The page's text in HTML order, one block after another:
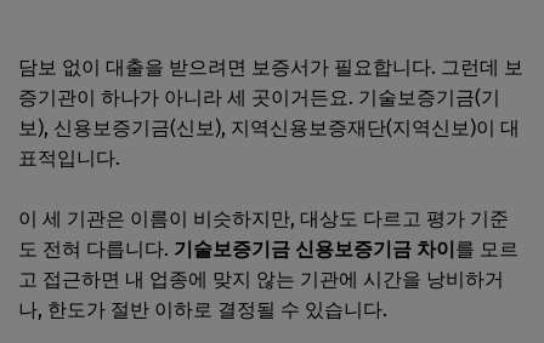
담보 없이 대출을 받으려면 보증서가 필요합니다. 그런데 보
증기관이 하나가 아니라 세 곳이거든요. 기술보증기금(기
보), 신용보증기금(신보), 지역신용보증재단(지역신보)이 대
표적입니다.
이 세 기관은 이름이 비슷하지만, 대상도 다르고 평가 기준
도 전혀 다릅니다. 기술보증기금 신용보증기금 차이를 모르
고 접근하면 내 업종에 맞지 않는 기관에 시간을 낭비하거
나, 한도가 절반 이하로 결정될 수 있습니다.